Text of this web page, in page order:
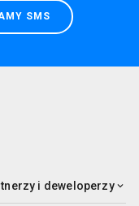
SMS
i deweloperzy